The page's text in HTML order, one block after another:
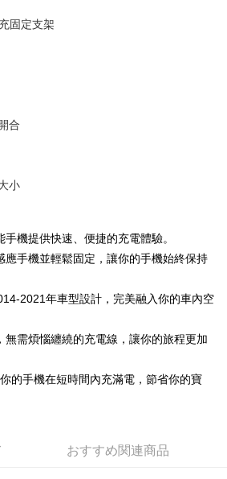
会社
以上で送料無料
固定支架
合
小
機提供快速、便捷的充電體驗。
應手機並輕鬆固定，讓你的手機始終保持
2021年車型設計，完美融入你的車內空
無需煩惱纏繞的充電線，讓你的旅程更加
的手機在短時間內充滿電，節省你的寶
おすすめ関連商品